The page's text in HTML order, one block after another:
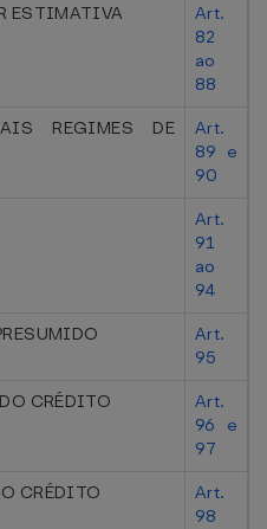
ESTIMATIVA
Art.
82
ao
88
REGIMES DE
Art.
89 e
90
Art.
91
ao
94
Art.
95
CRÉDITO
Art.
96 e
97
CRÉDITO
Art.
98